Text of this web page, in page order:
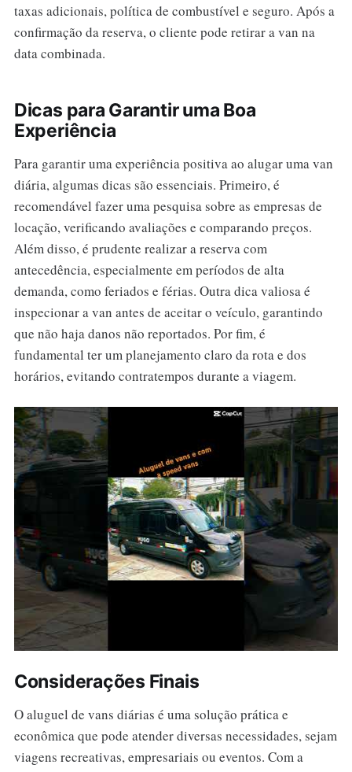
taxas adicionais, política de combustível e seguro. Após a
confirmação da reserva, o cliente pode retirar a van na
data combinada.
Dicas para Garantir uma Boa
Experiência
Para garantir uma experiência positiva ao alugar uma van
diária, algumas dicas são essenciais. Primeiro, é
recomendável fazer uma pesquisa sobre as empresas de
locação, verificando avaliações e comparando preços.
Além disso, é prudente realizar a reserva com
antecedência, especialmente em períodos de alta
demanda, como feriados e férias. Outra dica valiosa é
inspecionar a van antes de aceitar o veículo, garantindo
que não haja danos não reportados. Por fim, é
fundamental ter um planejamento claro da rota e dos
horários, evitando contratempos durante a viagem.
Considerações Finais
O aluguel de vans diárias é uma solução prática e
econômica que pode atender diversas necessidades, sejam
viagens recreativas, empresariais ou eventos. Com a